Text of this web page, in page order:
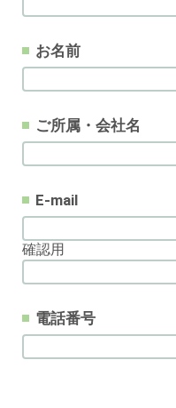
お名前
ご所属・会社名
E-mail
確認用
電話番号